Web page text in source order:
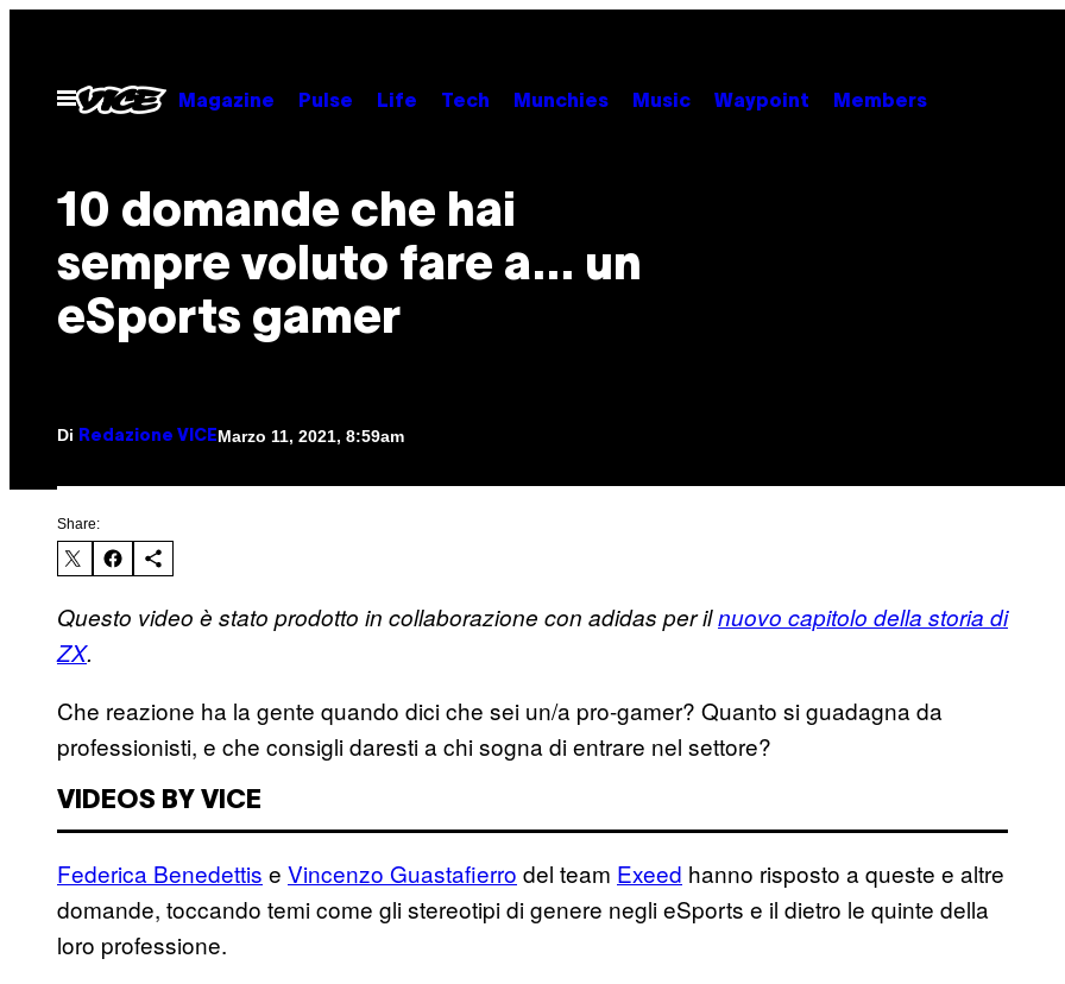
contenuto
Apri
Magazine Pulse Life Tech Munchies Music Waypoint Members
10 domande che hai
sempre voluto fare a… un
eSports gamer
Di Redazione VICEMarzo 11, 2021, 8:59am
Share:
Questo video è stato prodotto in collaborazione con adidas per ilnuovo capitolo della storia di
ZX.
Che reazione ha la gente quando dici che sei un/a pro-gamer? Quanto si guadagna da
professionisti, e che consigli daresti a chi sogna di entrare nel settore?
VIDEOS BY VICE
Federica Benedettis e Vincenzo Guastafierro del team Exeed hanno risposto a queste e altre
domande, toccando temi come gli stereotipi di genere negli eSports e il dietro le quinte della
loro professione.